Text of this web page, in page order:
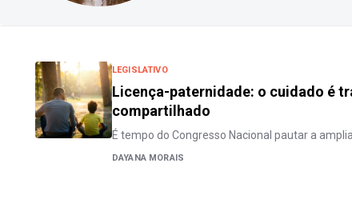
LEGISLATIVO
Licença-paternidade: o cuidado é
compartilhado
É tempo do Congresso Nacional pautar a
DAYANA MORAIS